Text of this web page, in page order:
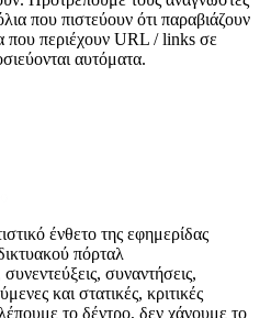
που πιστεύουν ότι παραβιάζουν
που περιέχουν URL / links σε
αυτόματα.
ένθετο της εφημερίδας
πόρταλ
συναντήσεις,
και στατικές, κριτικές
το δέντρο, δεν χάνουμε το